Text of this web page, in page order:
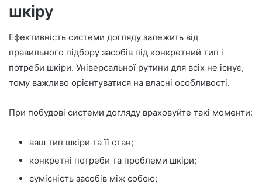
шкіру
Ефективність системи догляду залежить від
правильного підбору засобів під конкретний тип і
потреби шкіри. Універсальної рутини для всіх не існує,
тому важливо орієнтуватися на власні особливості.
При побудові системи догляду враховуйте такі моменти:
ваш тип шкіри та її стан;
конкретні потреби та проблеми шкіри;
сумісність засобів між собою;